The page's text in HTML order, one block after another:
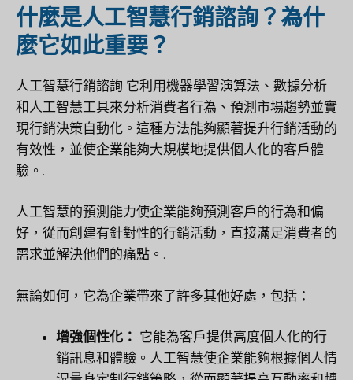
什麼是人工智慧行銷諮詢？為什
麼它如此重要？
人工智慧行銷諮詢 它利用機器學習演算法、數據分析
和人工智慧工具來分析消費者行為、預測市場趨勢並實
現行銷決策自動化。這種方法能夠顯著提升行銷活動的
有效性，並使企業能夠大規模地提供個人化的客戶體
驗。.
人工智慧的預測能力使企業能夠預測客戶的行為和偏
好，從而創建有針對性的行銷活動，直接滿足消費者的
需求並解決他們的痛點。.
無論如何，它為企業帶來了許多其他好處，包括：
增強個性化： 它能為客戶提供高度個人化的行
銷訊息和體驗。人工智慧使企業能夠根據個人情